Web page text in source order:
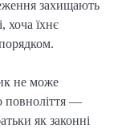
захищають
хоча їхнє
не може
повноліття —
як законні